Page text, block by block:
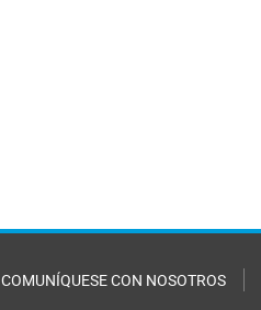
COMUNÍQUESE CON NOSOTROS